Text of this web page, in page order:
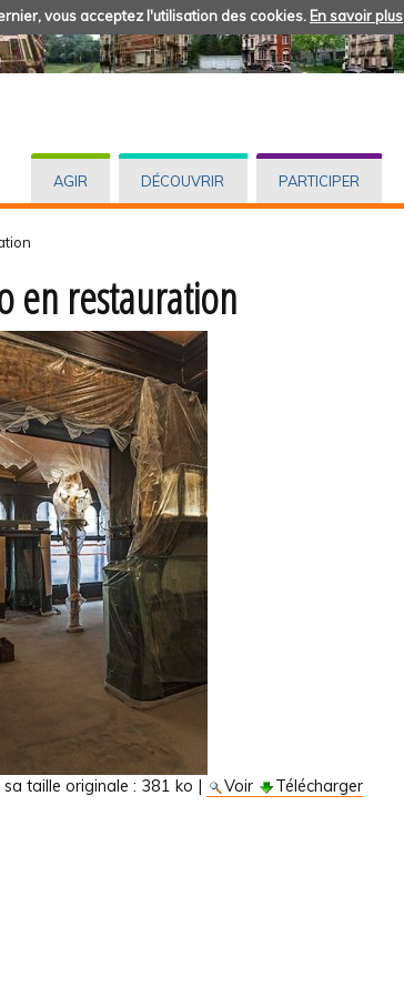
vous acceptez l'utilisation des cookies. En savoir plus
AGIR DÉCOUVRIR PARTICIPER
en restauration
taille originale : 381 ko | Voir Télécharger